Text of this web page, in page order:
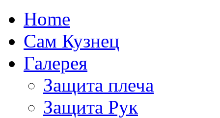
Home
Сам Кузнец
Галерея
Защита плеча
Защита Рук